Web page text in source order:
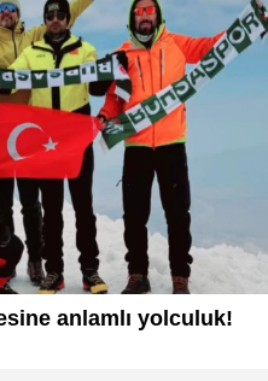
anlamlı yolculuk!